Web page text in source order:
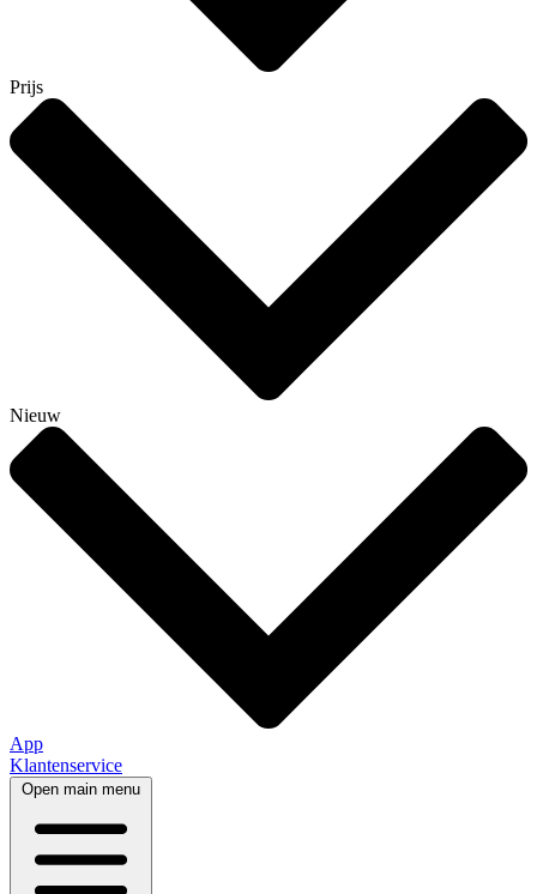
Prijs
Nieuw
App
Klantenservice
Open main menu